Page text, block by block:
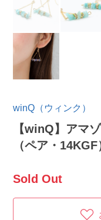
winQ（ウィンク）
【winQ】アマ
（ペア・14KGF
Sold Out